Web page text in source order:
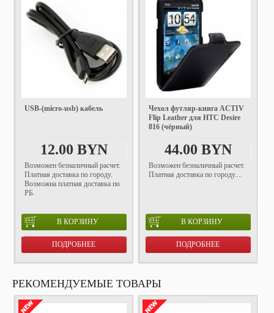
USB-(micro-usb) кабель
12.00 BYN
Возможен безналичный расчет.
Платная доставка по городу.
Возможна платная доставка по
РБ.
В КОРЗИНУ
ПОДРОБНЕЕ
Чехол футляр-книга ACTIV
Flip Leather для HTC Desire
816 (чёрный)
44.00 BYN
Возможен безналичный расчет.
Платная доставка по городу....
В КОРЗИНУ
ПОДРОБНЕЕ
РЕКОМЕНДУЕМЫЕ ТОВАРЫ